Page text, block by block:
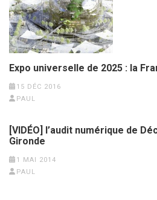
Expo universelle de 2025 : la
15 DÉC 2016
PAUL
[VIDÉO] l’audit numérique de
Gironde
1 MAI 2014
PAUL